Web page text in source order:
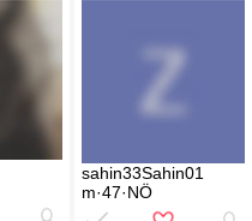
sahin33Sahin01
m·47·NÖ